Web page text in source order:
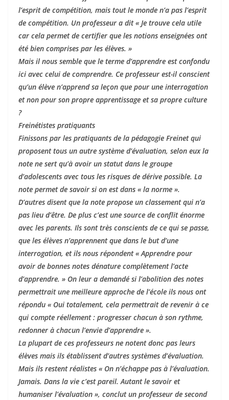
l’esprit de compétition, mais tout le monde n’a pas l’esprit
de compétition. Un professeur a dit « Je trouve cela utile
car cela permet de certifier que les notions enseignées ont
été bien comprises par les élèves. »
Mais il nous semble que le terme d’apprendre est confondu
ici avec celui de comprendre. Ce professeur est-il conscient
qu’un élève n’apprend sa leçon que pour une interrogation
et non pour son propre apprentissage et sa propre culture
?
Freinétistes pratiquants
Finissons par les pratiquants de la pédagogie Freinet qui
proposent tous un autre système d’évaluation, selon eux la
note ne sert qu’à avoir un statut dans le groupe
d’adolescents avec tous les risques de dérive possible. La
note permet de savoir si on est dans « la norme ».
D’autres disent que la note propose un classement qui n’a
pas lieu d’être. De plus c’est une source de conflit énorme
avec les parents. Ils sont très conscients de ce qui se passe,
que les élèves n’apprennent que dans le but d’une
interrogation, et ils nous répondent « Apprendre pour
avoir de bonnes notes dénature complètement l’acte
d’apprendre. » On leur a demandé si l’abolition des notes
permettrait une meilleure approche de l’école ils nous ont
répondu « Oui totalement, cela permettrait de revenir à ce
qui compte réellement : progresser chacun à son rythme,
redonner à chacun l’envie d’apprendre ».
La plupart de ces professeurs ne notent donc pas leurs
élèves mais ils établissent d’autres systèmes d’évaluation.
Mais ils restent réalistes « On n’échappe pas à l’évaluation.
Jamais. Dans la vie c’est pareil. Autant le savoir et
humaniser l’évaluation », conclut un professeur de second